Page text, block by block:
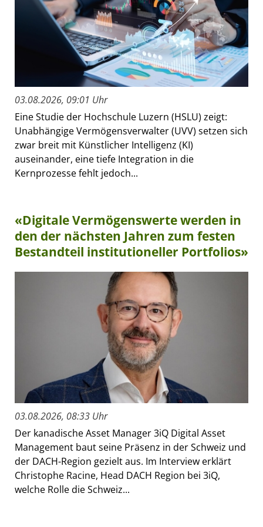
03.08.2026, 09:01 Uhr
Eine Studie der Hochschule Luzern (HSLU) zeigt:
Unabhängige Vermögensverwalter (UVV) setzen sich
zwar breit mit Künstlicher Intelligenz (KI)
auseinander, eine tiefe Integration in die
Kernprozesse fehlt jedoch...
«Digitale Vermögenswerte werden in
den der nächsten Jahren zum festen
Bestandteil institutioneller Portfolios»
03.08.2026, 08:33 Uhr
Der kanadische Asset Manager 3iQ Digital Asset
Management baut seine Präsenz in der Schweiz und
der DACH-Region gezielt aus. Im Interview erklärt
Christophe Racine, Head DACH Region bei 3iQ,
welche Rolle die Schweiz...